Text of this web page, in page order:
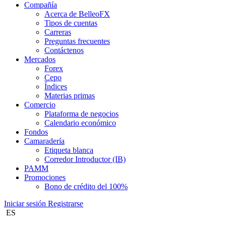
Compañía
Acerca de BelleoFX
Tipos de cuentas
Carreras
Preguntas frecuentes
Contáctenos
Mercados
Forex
Cepo
Índices
Materias primas
Comercio
Plataforma de negocios
Calendario económico
Fondos
Camaradería
Etiqueta blanca
Corredor Introductor (IB)
PAMM
Promociones
Bono de crédito del 100%
Iniciar sesión Registrarse
ES